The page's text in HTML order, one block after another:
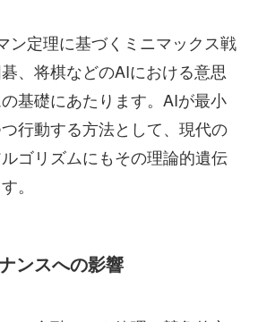
ン定理に基づくミニマックス戦
、将棋などのAIにおける意思
基礎にあたります。AIが最小
行動する方法として、現代の
ゴリズムにもその理論的遺伝
。
ンスへの影響